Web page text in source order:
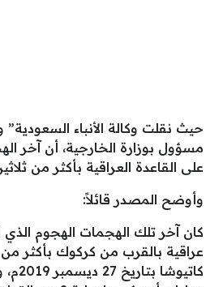
حيث نقلت وكالة الأنباء
مسؤول بوزارة الخارجية، أن آخر
على القاعدة العراقية بأكثر من
وأوضح المصدر قائلاً:
كان آخر تلك الهجمات الهجوم